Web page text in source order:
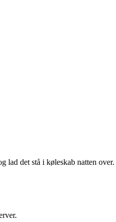
lad det stå i køleskab natten over.